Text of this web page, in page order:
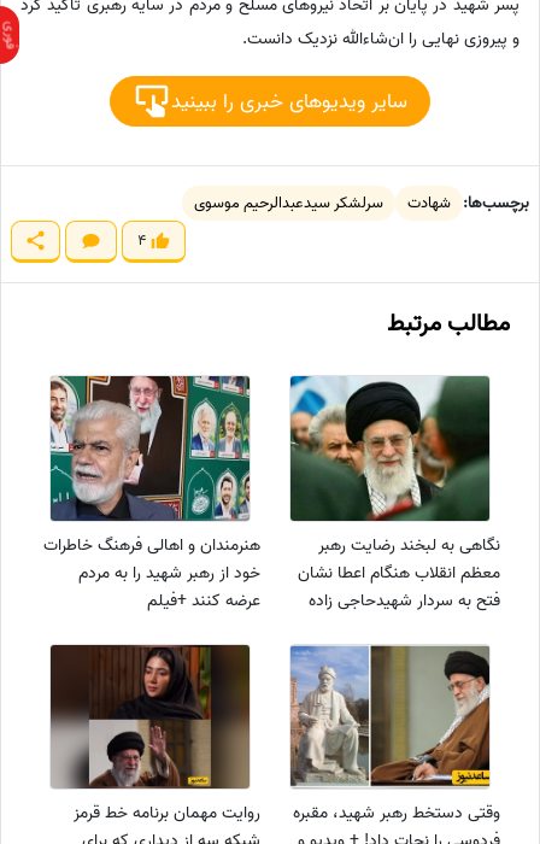
پسر شهید در پایان بر اتحاد نیروهای مسلح و مردم در سایه رهبری تأکید کرد
و پیروزی نهایی را ان‌شاءالله نزدیک دانست.
سایر ویدیوهای خبری را ببینید
برچسب‌ها: شهادت
سرلشکر سیدعبدالرحیم موسوی
4
مطالب مرتبط
نگاهی به لبخند رضایت رهبر
معظم انقلاب هنگام اعطا نشان
فتح به سردار شهیدحاجی زاده
اسرائیل+عکس
هنرمندان و اهالی فرهنگ خاطرات
خود از رهبر شهید را به مردم
عرضه کنند +فیلم
وقتی دستخط رهبر شهید، مقبره
روایت مهمان برنامه خط ‌قرمز